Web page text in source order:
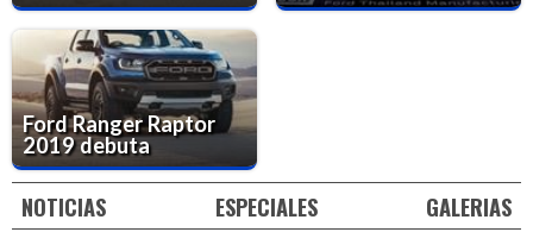
Ford Ranger Raptor
2019 debuta
NOTICIAS ESPECIALES GALERIAS